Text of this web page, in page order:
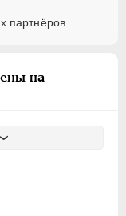
партнёров.
на